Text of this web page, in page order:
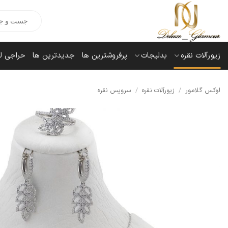
content
search
زیورآلات نقره بدلیجات پرفروشترین ها جدیدترین ها حراجی
لوکس گلامور / زیورآلات نقره / سرویس نقره